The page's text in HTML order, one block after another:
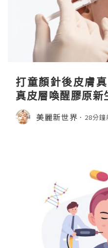
打童顏針後皮膚
真皮層喚醒膠原新
美麗新世界 28分鐘